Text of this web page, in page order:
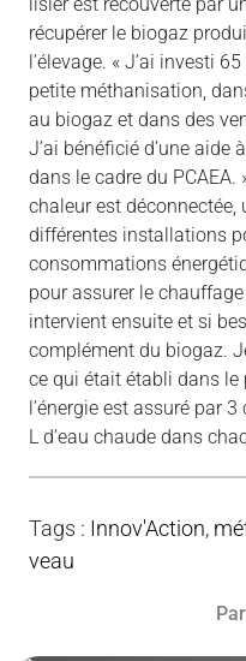
récupérer le biogaz
l’élevage. « J’ai investi
petite méthanisation,
au biogaz et dans des
J’ai bénéficié d’une aide
dans le cadre du PCAEA.
chaleur est
différentes installations
consommations
pour assurer le
intervient ensuite et si
complément du biogaz.
ce qui était établi dans le
l’énergie est assuré par
L d’eau chaude dans
Tags : Innov'Action,
veau